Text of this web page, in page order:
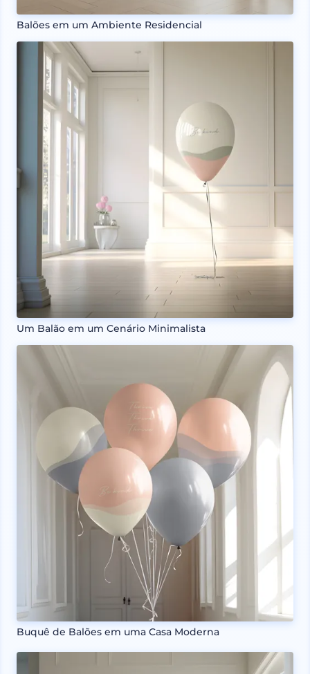
Balões em um Ambiente Residencial
Um Balão em um Cenário Minimalista
Buquê de Balões em uma Casa Moderna